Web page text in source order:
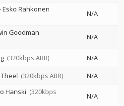
Esko Rahkonen
N/A
Goodman
N/A
(320kbps ABR)
N/A
(320kbps ABR) N/A
Hanski (320kbps
N/A